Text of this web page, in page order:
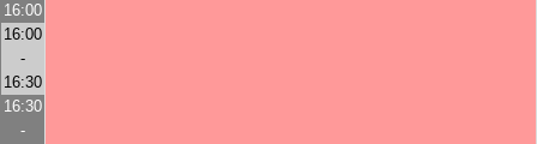
16:00
16:00
-
16:30
16:30
-